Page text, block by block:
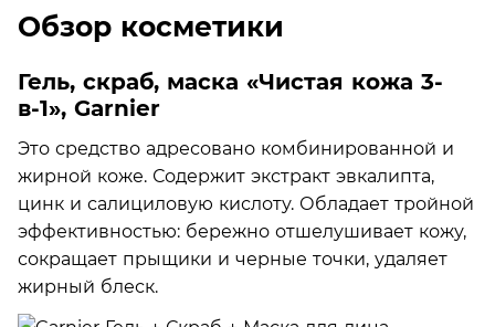
Обзор косметики
Гель, скраб, маска «Чистая кожа 3-
в-1», Garnier
Это средство адресовано комбинированной и
жирной коже. Содержит экстракт эвкалипта,
цинк и салициловую кислоту. Обладает тройной
эффективностью: бережно отшелушивает кожу,
сокращает прыщики и черные точки, удаляет
жирный блеск.